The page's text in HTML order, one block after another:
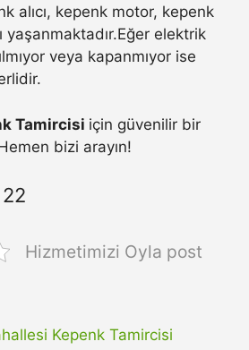
alıcı, kepenk motor, kepenk
yaşanmaktadır.Eğer elektrik
veya kapanmıyor ise
Tamircisi için güvenilir bir
bizi arayın!
Hizmetimizi Oyla post
Kepenk Tamircisi